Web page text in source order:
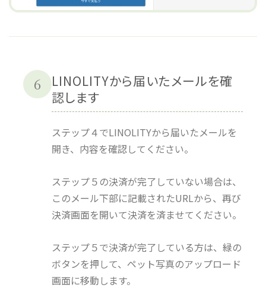
6
LINOLITYから届いたメールを確
認します
ステップ４でLINOLITYから届いたメールを
開き、内容を確認してください。
ステップ５の決済が完了していない場合は、
このメール下部に記載されたURLから、再び
決済画面を開いて決済を済ませてください。
ステップ５で決済が完了している方は、緑の
ボタンを押して、ペット写真のアップロード
画面に移動します。